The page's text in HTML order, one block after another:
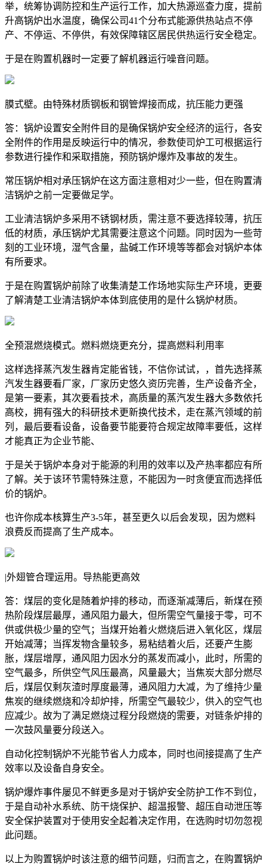
举，统筹协调防控和生产运行工作，加大热源巡查力度，提前
升高锅炉出水温度，确保公司41个分布式能源供热站点不停
产、不停运、不停供，有效保障辖区居民供热运行安全稳定。
于是在购置机器时一定要了解机器运行噪音问题。
膜式壁。由特殊材质钢板和钢管焊接而成，抗压能力更强
答：锅炉设置安全附件目的是确保锅炉安全经济的运行，各安
全附件的作用是反映运行中的情况，参数使司炉工可根据运行
参数进行操作和采取措施，预防锅炉爆炸及事故的发生。
常压锅炉相对承压锅炉在这方面注意相对少一些，但在购置清
洁锅炉之前一定要做足学。
工业清洁锅炉多采用不锈钢材质，需注意不要选择较薄，抗压
低的材质，承压锅炉尤其需要注意这个问题。同时因为一些苛
刻的工业环境，湿气含量，盐碱工作环境等等都会对锅炉本体
有所要求。
于是在购置锅炉前除了收集清楚工作场地实际生产环境，更要
了解清楚工业清洁锅炉本体到底使用的是什么锅炉材质。
全预混燃烧模式。燃料燃烧更充分，提高燃料利用率
这样选择蒸汽发生器肯定能省钱，不信你试试，，首先选择蒸
汽发生器要看厂家，厂家历史悠久资历完善，生产设备齐全，
是第一要素，其次要看技术，高质量的蒸汽发生器大多数依托
高校，拥有强大的科研技术更新换代技术，走在蒸汽领域的前
列，最后要看设备，设备要节能要符合规定故障率要低，这样
才能真正为企业节能、
于是关于锅炉本身对于能源的利用的效率以及产热率都应有所
了解。关于该环节需特殊注意，不能因为一时贪便宜而选择低
价的锅炉。
也许你成本核算生产3-5年，甚至更久以后会发现，因为燃料
浪费反而提高了生产成本。
|外翅管合理运用。导热能更高效
答：煤层的变化是随着炉排的移动，而逐渐减薄后，新煤在预
热阶段煤层最厚，通风阻力最大，但所需空气量接于零，可不
供或供极少量的空气；当煤开始着火燃烧后进入氧化区，煤层
开始减薄；当挥发物含量较多，易粘结着火后，还要产生膨
胀，煤层增厚，通风阻力因水分的蒸发而减小，此时，所需的
空气最多，所供空气风压最高，风量最大；当焦炭大部分燃尽
后，煤层仅剩灰渣时厚度最薄，通风阻力大减，为了维持少量
焦炭的继续燃烧和冷却炉排，所需空气最较少，供入的空气也
应减少。故为了满足燃烧过程分段燃烧的需要，对链条炉排的
一次鼓风量要分段送入。
自动化控制锅炉不光能节省人力成本，同时也间接提高了生产
效率以及设备自身安全。
锅炉爆炸事件屡见不鲜更多是对于锅炉安全防护工作不到位，
于是自动补水系统、防干烧保护、超温报警、超压自动泄压等
安全保护装置对于使用安全起着决定作用，在选购时切勿忽视
此问题。
以上为购置锅炉时该注意的细节问题，归而言之，在购置锅炉